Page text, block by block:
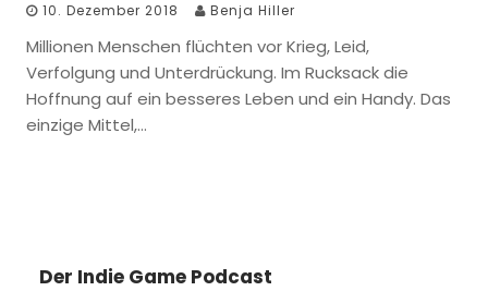
10. Dezember 2018 Benja Hiller
Millionen Menschen flüchten vor Krieg, Leid,
Verfolgung und Unterdrückung. Im Rucksack die
Hoffnung auf ein besseres Leben und ein Handy. Das
einzige Mittel,…
Der Indie Game Podcast